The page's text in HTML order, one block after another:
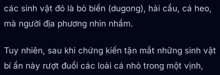
các sinh vật đó là bò biển (dugong), hải cẩu, cá heo,
mà người địa phương nhìn nhầm.
Tuy nhiên, sau khi chứng kiến tận mắt những sinh vật
bí ẩn này rượt đuổi các loài cá nhỏ trong một vịnh,